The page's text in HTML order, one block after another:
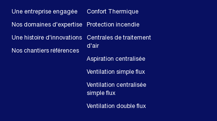
Une entreprise engagée
Nos domaines d'expertise
Une histoire d'innovations
Nos chantiers références
Confort Thermique
Protection incendie
Centrales de traitement
d'air
Aspiration centralisée
Ventilation simple flux
Ventilation centralisée
simple flux
Ventilation double flux